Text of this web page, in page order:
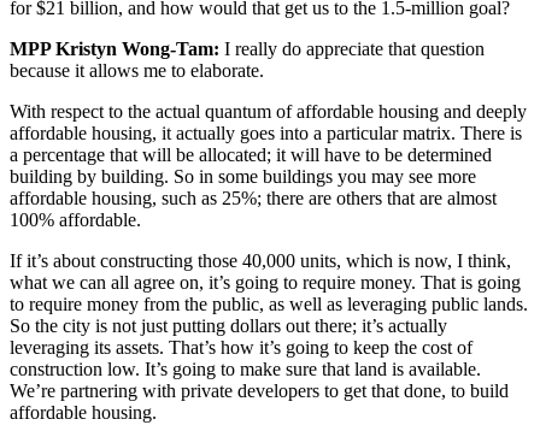
for $21 billion, and how would that get us to the 1.5-million goal?
MPP Kristyn Wong-Tam: I really do appreciate that question
because it allows me to elaborate.
With respect to the actual quantum of affordable housing and deeply
affordable housing, it actually goes into a particular matrix. There is
a percentage that will be allocated; it will have to be determined
building by building. So in some buildings you may see more
affordable housing, such as 25%; there are others that are almost
100% affordable.
If it’s about constructing those 40,000 units, which is now, I think,
what we can all agree on, it’s going to require money. That is going
to require money from the public, as well as leveraging public lands.
So the city is not just putting dollars out there; it’s actually
leveraging its assets. That’s how it’s going to keep the cost of
construction low. It’s going to make sure that land is available.
We’re partnering with private developers to get that done, to build
affordable housing.